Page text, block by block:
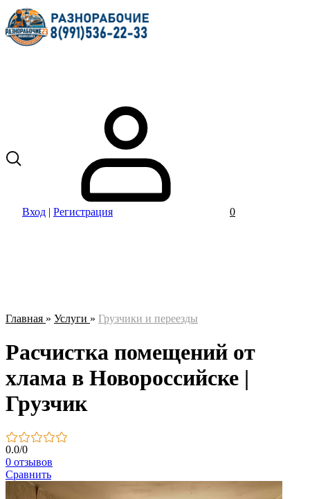
Вход | Регистрация 0
Главная » Услуги » Грузчики и переезды
Расчистка помещений от
хлама в Новороссийске |
Грузчик
0.0/0
0 отзывов
Сравнить